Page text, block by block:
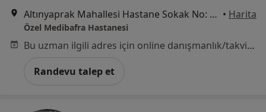
Altınyaprak Mahallesi Hastane Sokak No: 27, Bafra • Harita
Özel Medibafra Hastanesi
Bu uzman ilgili adres için online danışmanlık/takvim sunmuyor.
Randevu talep et